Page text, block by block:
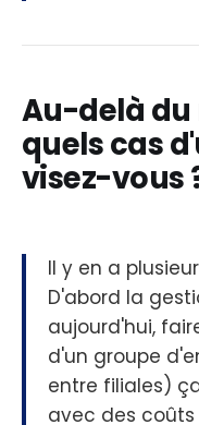
Au-delà
quels cas
visez-vous
Il y en a
D'abord la
aujourd'hui,
d'un groupe
entre filiales)
avec des